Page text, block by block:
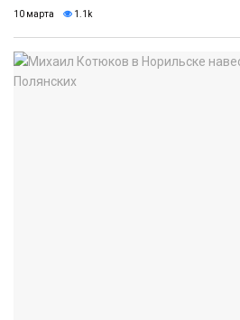
10 марта 1.1k